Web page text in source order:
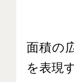
面積の
を表現